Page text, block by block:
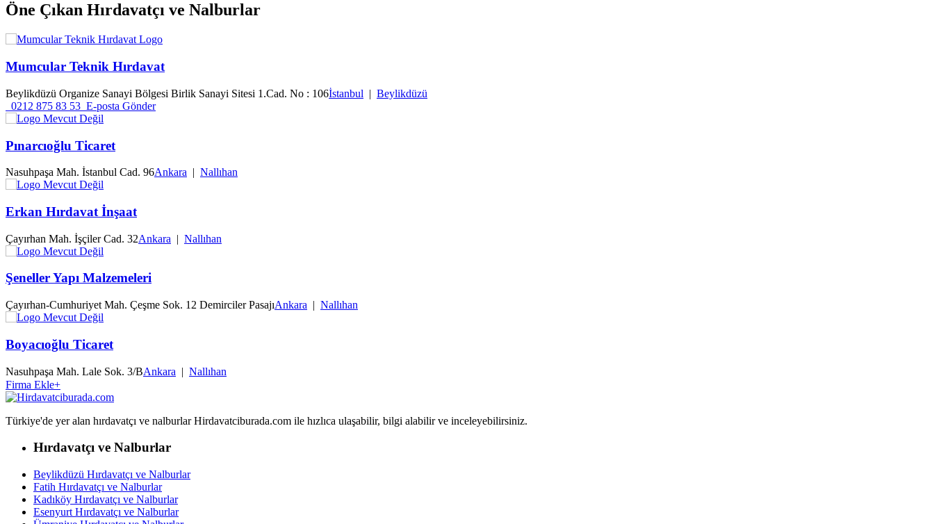
Öne Çıkan Hırdavatçı ve Nalburlar
Mumcular Teknik Hırdavat
Beylikdüzü Organize Sanayi Bölgesi Birlik Sanayi Sitesi 1.Cad. No : 106İstanbul | Beylikdüzü
0212 875 83 53 E-posta Gönder
Pınarcıoğlu Ticaret
Nasuhpaşa Mah. İstanbul Cad. 96Ankara | Nallıhan
Erkan Hırdavat İnşaat
Çayırhan Mah. İşçiler Cad. 32Ankara | Nallıhan
Şeneller Yapı Malzemeleri
Çayırhan-Cumhuriyet Mah. Çeşme Sok. 12 Demirciler PasajıAnkara | Nallıhan
Boyacıoğlu Ticaret
Nasuhpaşa Mah. Lale Sok. 3/BAnkara | Nallıhan
Firma Ekle+
Türkiye'de yer alan hırdavatçı ve nalburlar Hirdavatciburada.com ile hızlıca ulaşabilir, bilgi alabilir ve inceleyebilirsiniz.
Hırdavatçı ve Nalburlar
Beylikdüzü Hırdavatçı ve Nalburlar
Fatih Hırdavatçı ve Nalburlar
Kadıköy Hırdavatçı ve Nalburlar
Esenyurt Hırdavatçı ve Nalburlar